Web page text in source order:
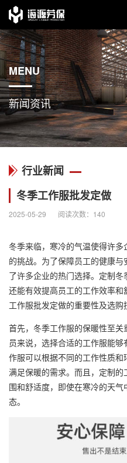
MENU
新闻资讯
行业新闻
冬季工作服批发定做
2025-05-29 阅读次数： 140
冬季来临，寒冷的气温使得许
的挑战。为了保障员工的健康
了许多企业的热门选择。定制冬
还能有效提高员工的工作效率
工作服批发定做的重要性及选购
首先，冬季工作服的保暖性至
员来说，选择合适的工作服能
作服可以根据不同的工作性质
满足保暖的需求。而且，定制
围和舒适度，即使在寒冷的天
态。